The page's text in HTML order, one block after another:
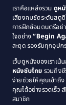
1979
1976
1974
1971
1969
1964
เราคือแหล่งรวม ดูห
เสียงคมชัดระดับสตู
การฝึกซ้อมดนตรีอย่
ใจอย่าง“Begin
สะดุด รองรับทุกอุป
เว็บดูหนังของเราเน้
หนังซับไทย รวมถึง
ง่ายช่วยให้คุณเข้าถึง
คุณได้อย่างรวดเร็ว
สมาชิก